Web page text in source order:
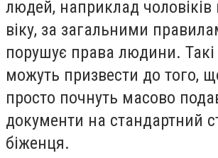
людей, наприклад чоловіків
віку, за загальними
порушує права людини.
можуть призвести до того,
просто почнуть масово
документи на стандартний
біженця.